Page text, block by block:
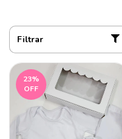
Filtrar
23%
OFF